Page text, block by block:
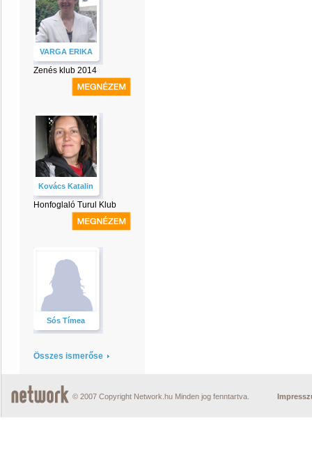
VARGA ERIKA
Zenés klub 2014
Kovács Katalin
Honfoglaló Turul Klub
Sós Tímea
Összes ismerőse
© 2007 Copyright Network.hu Minden jog fenntartva.